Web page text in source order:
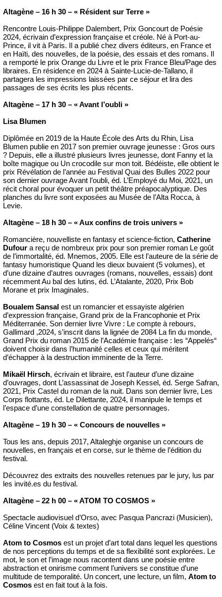
Altagène – 16 h 30 – « Résident sur Terre »
Rencontre Louis-Philippe Dalembert, Prix Goncourt de Poésie
2024, écrivain d’expression française et créole. Né à Port-au-
Prince, il vit à Paris. Il a publié chez divers éditeurs, en France et
en Haïti, des nouvelles, de la poésie, des essais et des romans. Il
a remporté le prix Orange du Livre et le prix France Bleu/Page des
libraires. En résidence en 2024 à Sainte-Lucie-de-Tallano, il
partagera les impressions laissées par ce séjour et lira des
passages de ses écrits les plus récents.
Altagène – 17 h 30 – « Avant l’oubli »
Lisa Blumen
Diplômée en 2019 de la Haute École des Arts du Rhin, Lisa
Blumen publie en 2017 son premier ouvrage jeunesse : Gros ours
? Depuis, elle a illustré plusieurs livres jeunesse, dont Fanny et la
boîte magique ou Un crocodile sur mon toit. Bédéiste, elle obtient le
prix Révélation de l’année au Festival Quai des Bulles 2022 pour
son dernier ouvrage Avant l’oubli, éd. L’Employé du Moi, 2021, un
récit choral pour évoquer un petit théâtre préapocalyptique. Des
planches du livre sont exposées au Musée de l’Alta Rocca, à
Levie.
Altagène – 18 h 30 – « Aux confins de trois univers »
Romancière, nouvelliste en fantasy et science-fiction, Catherine
Dufour a reçu de nombreux prix pour son premier roman Le goût
de l’immortalité, éd. Mnemos, 2005. Elle est l’auteure de la série de
fantasy humoristique Quand les dieux buvaient (5 volumes), et
d’une dizaine d’autres ouvrages (romans, nouvelles, essais) dont
récemment Au bal des lutins, éd. L’Atalante, 2020, Prix Bob
Morane et prix Imaginales.
Boualem Sansal est un romancier et essayiste algérien
d’expression française, Grand prix de la Francophonie et Prix
Méditerranée. Son dernier livre Vivre : Le compte à rebours,
Gallimard ,2024, s’inscrit dans la lignée de 2084 La fin du monde,
Grand Prix du roman 2015 de l’Académie française : les “Appelés“
doivent choisir dans l’humanité celles et ceux qui méritent
d’échapper à la destruction imminente de la Terre.
Mikaël Hirsch, écrivain et libraire, est l’auteur d’une dizaine
d’ouvrages, dont L’assassinat de Joseph Kessel, éd. Serge Safran,
2021, Prix Castel du roman de la nuit. Dans son dernier livre, Les
Corps flottants, éd. Le Dilettante, 2024, il manipule le temps et
l’espace d’une constellation de quatre personnages.
Altagène – 19 h 30 – « Concours de nouvelles »
Tous les ans, depuis 2017, Altaleghje organise un concours de
nouvelles, en français et en corse, sur le thème de l’édition du
festival.
Découvrez des extraits des nouvelles retenues par le jury, lus par
les invité.es du festival.
Altagène – 22 h 00 – « ATOM TO COSMOS »
Spectacle audiovisuel d’Orso, avec Pasqua Pancrazi (Musicien),
Céline Vincent (Voix & textes)
Atom to Cosmos est un projet d’art total dans lequel les questions
de nos perceptions du temps et de sa flexibilité sont explorées. Le
mot, le son et l’image nous racontent dans une poésie entre
abstraction et onirisme comment l’univers se constitue d’une
multitude de temporalité. Un concert, une lecture, un film, Atom to
Cosmos est en fait tout à la fois.